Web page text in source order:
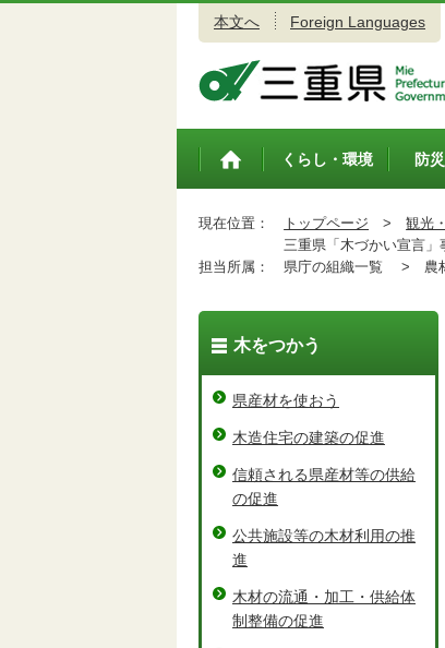
本文へ Foreign Languages
トップペ
くらし・環境 防
現在位置： トップページ > 観光
三重県「木づかい宣言」
担当所属：
県庁の組織一覧 > 農
木をつかう
県産材を使おう
木造住宅の建築の促進
信頼される県産材等の供給
の促進
公共施設等の木材利用の推
進
木材の流通・加工・供給体
制整備の促進